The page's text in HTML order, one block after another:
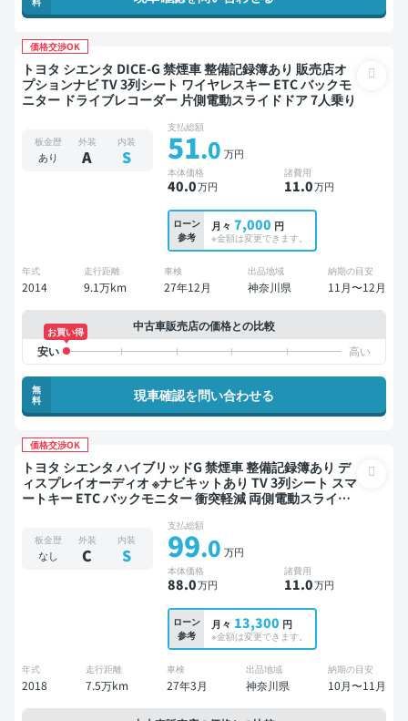
価格交渉OK
トヨタ シエンタ DICE-G 禁煙車 整備記録簿あり 販売店オ
プションナビ TV 3列シート ワイヤレスキー ETC バックモ
ニター ドライブレコーダー 片側電動スライドドア 7人乗り
板金歴
あり
外装
A
内装
S
支払総額
51.0 万円
本体価格
40.0万円
諸費用
11.0万円
ローン
参考
月々 7,000 円
※金額は変更できます。
年式
2014
走行距離
9.1万km
車検
27年12月
出品地域
神奈川県
納期の目安
11月〜12月
中古車販売店の価格との比較
お買い得
無
料
現車確認を問い合わせる
価格交渉OK
トヨタ シエンタ ハイブリッドG 禁煙車 整備記録簿あり デ
ィスプレイオーディオ ※ナビキットあり TV 3列シート スマ
ートキー ETC バックモニター 衝突軽減 両側電動スライド
板金歴
なし
外装
C
内装
S
支払総額
99.0 万円
本体価格
88.0万円
諸費用
11.0万円
ローン
参考
月々 13,300 円
※金額は変更できます。
年式
2018
走行距離
7.5万km
車検
27年3月
出品地域
神奈川県
納期の目安
10月〜11月